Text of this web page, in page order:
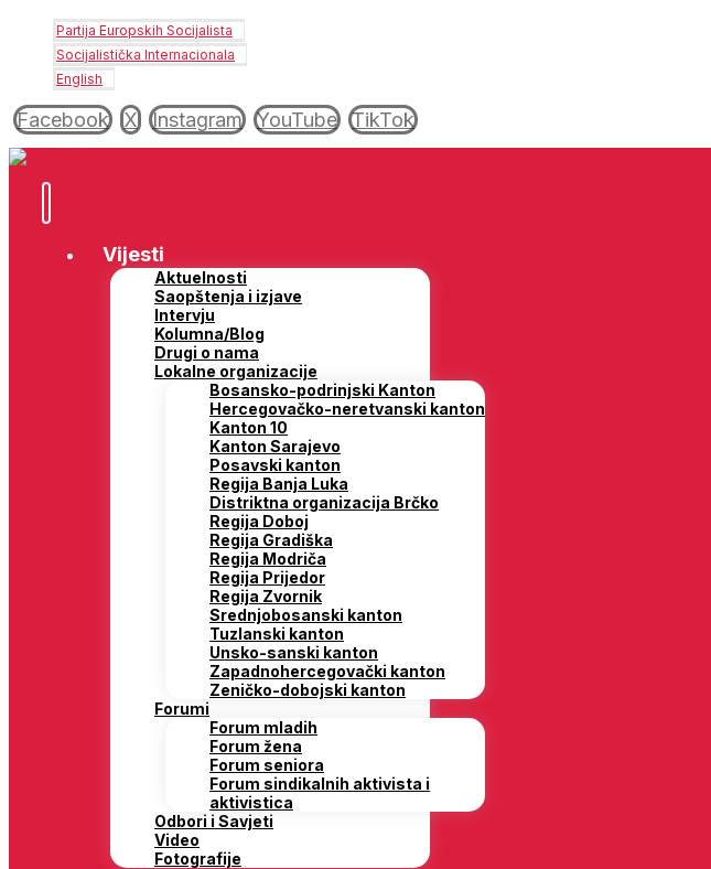
Partija Europskih Socijalista
Socijalistička Internacionala
English
Facebook X Instagram YouTube TikTok
Vijesti
Aktuelnosti
Saopštenja i izjave
Intervju
Kolumna/Blog
Drugi o nama
Lokalne organizacije
Bosansko-podrinjski Kanton
Hercegovačko-neretvanski kanton
Kanton 10
Kanton Sarajevo
Posavski kanton
Regija Banja Luka
Distriktna organizacija Brčko
Regija Doboj
Regija Gradiška
Regija Modriča
Regija Prijedor
Regija Zvornik
Srednjobosanski kanton
Tuzlanski kanton
Unsko-sanski kanton
Zapadnohercegovački kanton
Zeničko-dobojski kanton
Forumi
Forum mladih
Forum žena
Forum seniora
Forum sindikalnih aktivista i
aktivistica
Odbori i Savjeti
Video
Fotografije